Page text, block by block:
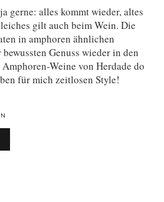
gerne: alles kommt wieder, altes
gilt auch beim Wein. Die
in amphoren ähnlichen
Genuss wieder in den
Weine von Herdade do
für mich zeitlosen Style!